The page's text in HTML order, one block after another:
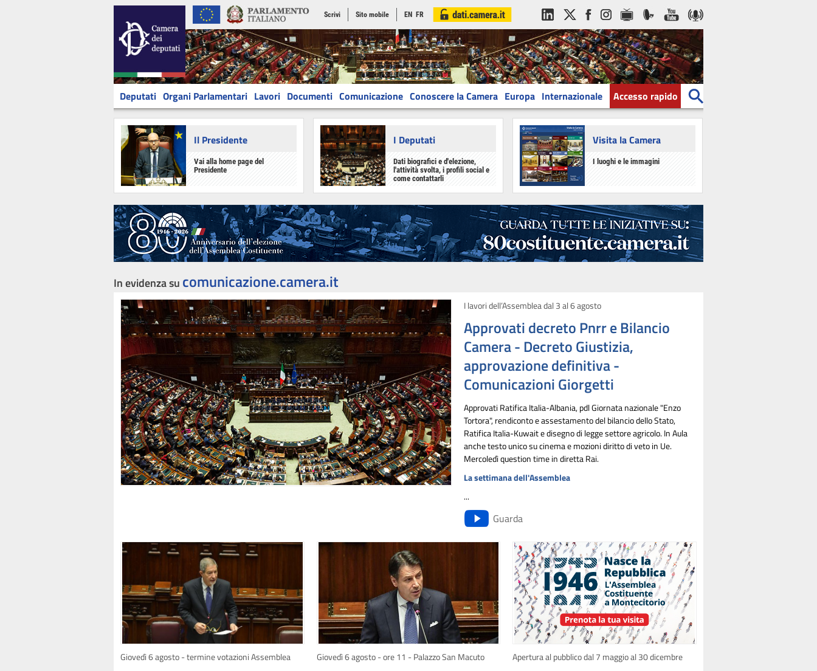
Scrivi Sito mobile EN FR
Deputati Organi Parlamentari Lavori Documenti Comunicazione Conoscere la Camera Europa Internazionale Accesso rapido
Il Presidente
Vai alla home page del
Presidente
I Deputati
Dati biografici e d'elezione,
l'attività svolta, i profili social e
come contattarli
Visita la Camera
I luoghi e le immagini
In evidenza su comunicazione.camera.it
I lavori dell’Assemblea dal 3 al 6 agosto
Approvati decreto Pnrr e Bilancio
Camera - Decreto Giustizia,
approvazione definitiva -
Comunicazioni Giorgetti
Approvati Ratifica Italia-Albania, pdl Giornata nazionale "Enzo
Tortora", rendiconto e assestamento del bilancio dello Stato,
Ratifica Italia-Kuwait e disegno di legge settore agricolo. In Aula
anche testo unico su cinema e mozioni diritto di veto in Ue.
Mercoledì question time in diretta Rai.
La settimana dell'Assemblea
...
Guarda
Giovedì 6 agosto - termine votazioni Assemblea Giovedì 6 agosto - ore 11 - Palazzo San Macuto Apertura al pubblico dal 7 maggio al 30 dicembre